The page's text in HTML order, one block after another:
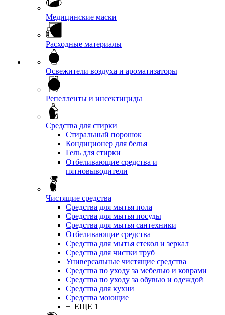
Медицинские маски
Расходные материалы
Освежители воздуха и ароматизаторы
Репелленты и инсектициды
Средства для стирки
Стиральный порошок
Кондиционер для белья
Гель для стирки
Отбеливающие средства и
пятновыводители
Чистящие средства
Средства для мытья пола
Средства для мытья посуды
Средства для мытья сантехники
Отбеливающие средства
Средства для мытья стекол и зеркал
Средства для чистки труб
Универсальные чистящие средства
Средства по уходу за мебелью и коврами
Средства по уходу за обувью и одеждой
Средства для кухни
Средства моющие
+ ЕЩЕ 1